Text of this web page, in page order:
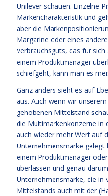
Unilever schauen. Einzelne
Markencharakteristik und
aber die
Margarine oder eines
Verbrauchsguts, das für
einem Produktmanager
schiefgeht, kann man es
Ganz anders sieht es auf
aus. Auch wenn wir
gehobenen Mittelstand
die Multimarkenkonzerne in
auch wieder mehr Wert auf
Unternehmensmarke gelegt
einem Produktmanager
überlassen und genau
Unternehmensmarke, die in
Mittelstands auch mit der